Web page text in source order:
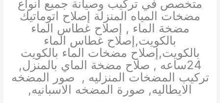
متخصص في تركيب وصيانة جميع انواع
مضخات المياه المنزلة إصلاح اتوماتيك
مضخة الماء , إصلاح غطاس الماء
بالكويت,إصلاح غطاس الماء
بالكويت,إصلاح مضخات الماء بالكويت
24ساعه , صلاح مضخة الماي بالمنزل,
تركيب المضخات المنزليه , صور المضخه
الايطاليه, صورة المضخه الاسبانيه,